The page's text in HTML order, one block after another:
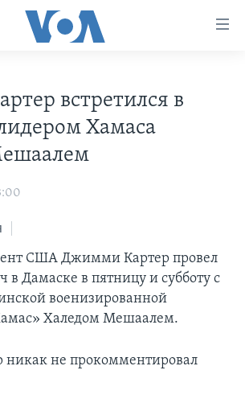
YORK
ИСТОРИЯ
ГОРОДКИ
встретился в
Хамаса
США Джимми Картер провел
в Дамаске в пятницу и субботу с
военизированной
Халедом Мешаалем.
не прокомментировал